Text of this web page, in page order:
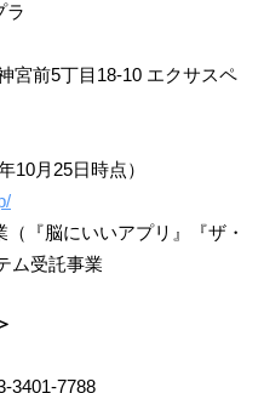
前5丁目18-10 エクサスペ
25日時点）
脳にいいアプリ』『ザ・
ム受託事業
7788